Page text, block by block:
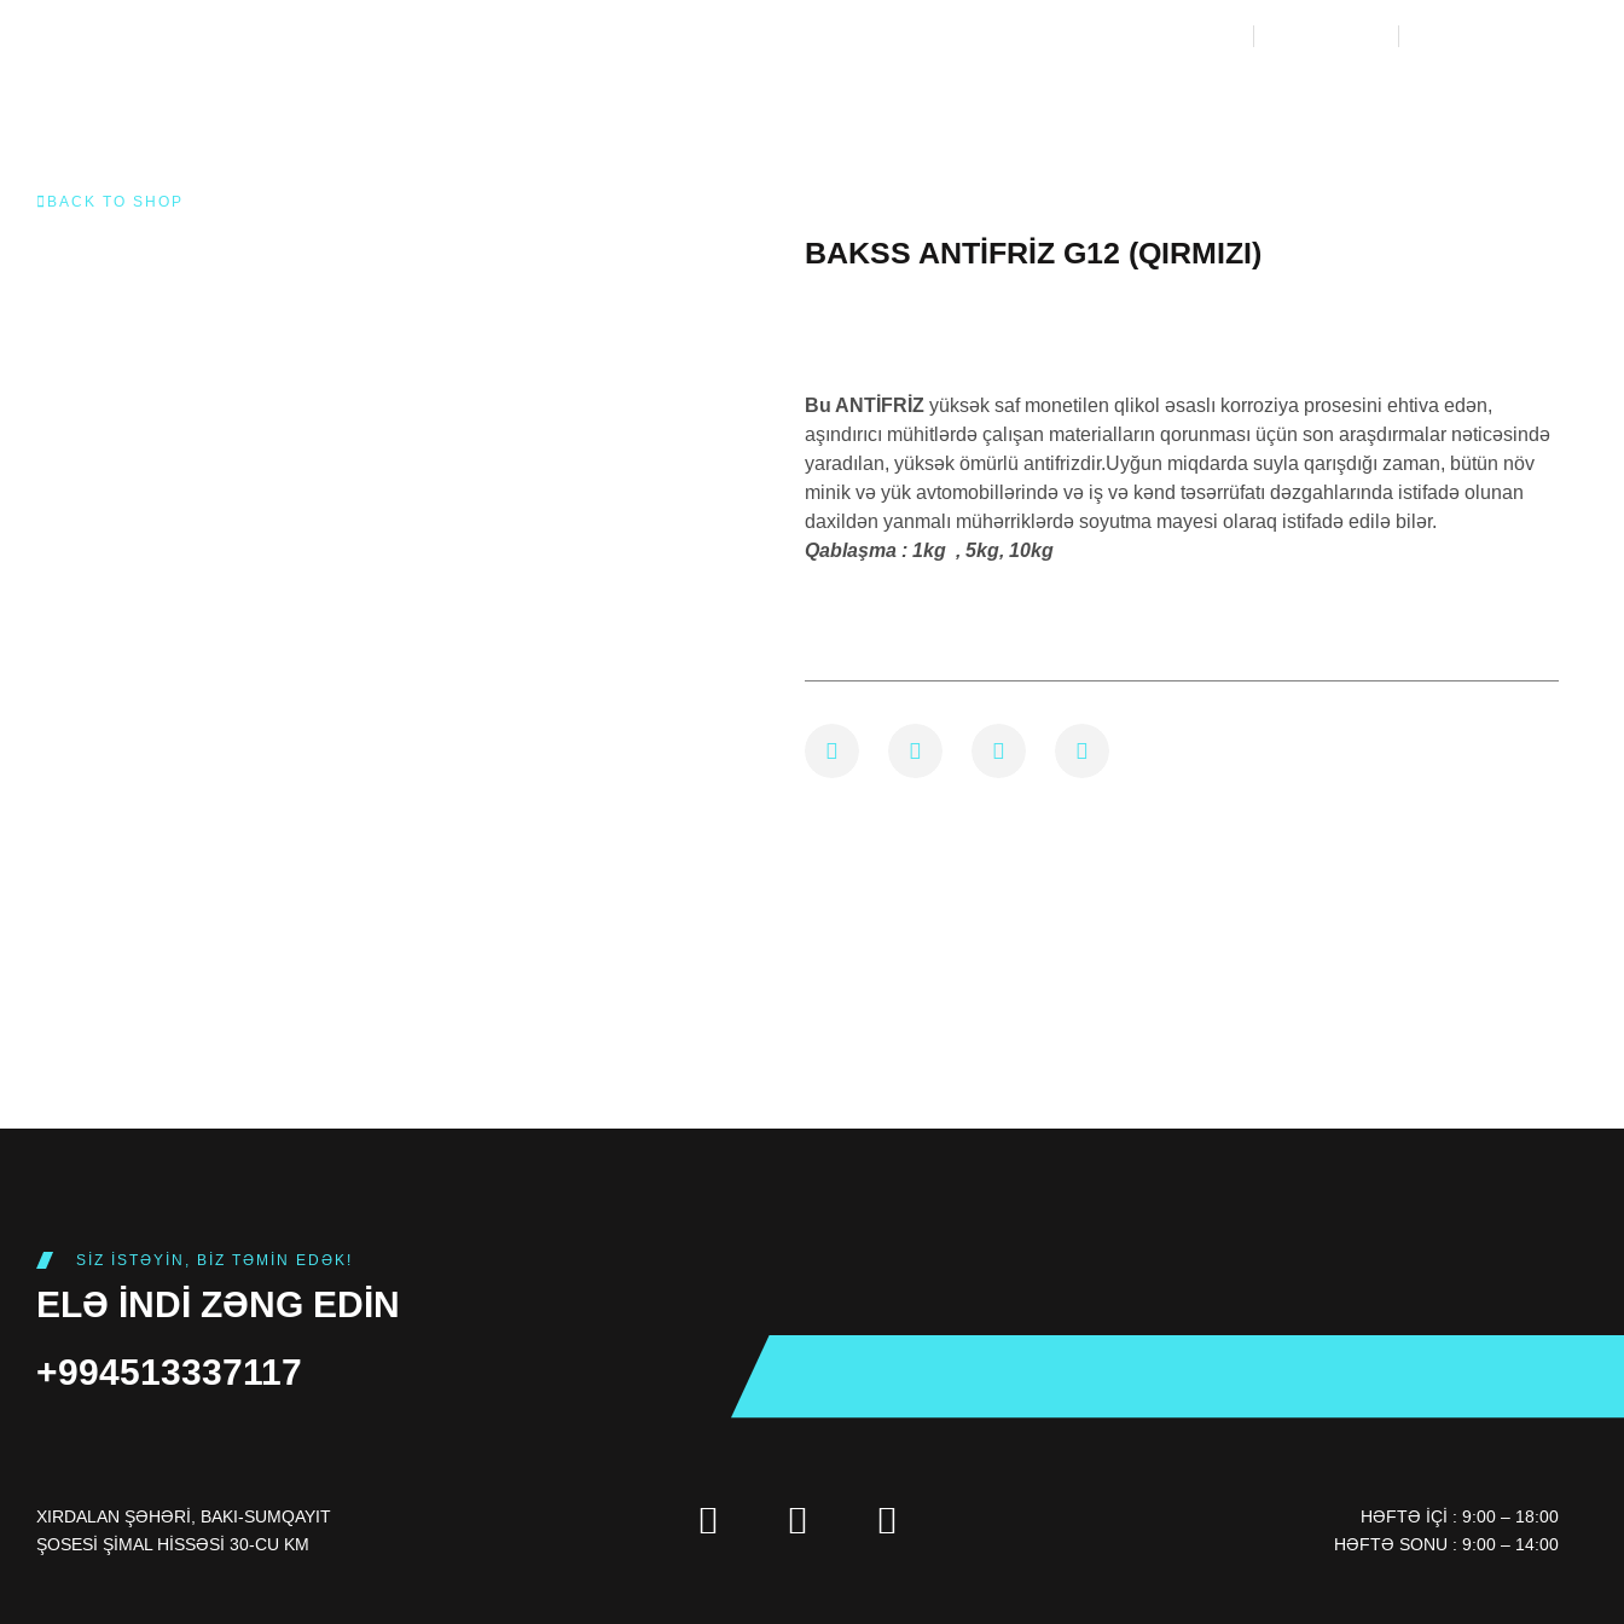
BACK TO SHOP
BAKSS ANTIFRIZ G12 (QIRMIZI)
Bu ANTİFRİZ yüksək saf monetilen qlikol əsaslı korroziya prosesini ehtiva edən,
aşındırıcı mühitlərdə çalışan materialların qorunması üçün son araşdırmalar nəticəsində
yaradılan, yüksək ömürlü antifrizdir.Uyğun miqdarda suyla qarışdığı zaman, bütün növ
minik və yük avtomobillərində və iş və kənd təsərrüfatı dəzgahlarında istifadə olunan
daxildən yanmalı mühərriklərdə soyutma mayesi olaraq istifadə edilə bilər.
Qablaşma : 1kg , 5kg, 10kg
SIZ ISTƏYIN, BIZ TƏMIN EDƏK!
ELƏ INDI ZƏNG EDIN
+994513337117
XIRDALAN ŞƏHƏRI, BAKI-SUMQAYIT
ŞOSESI ŞIMAL HISSƏSI 30-CU KM
HƏFTƏ IÇI : 9:00 – 18:00
HƏFTƏ SONU : 9:00 – 14:00